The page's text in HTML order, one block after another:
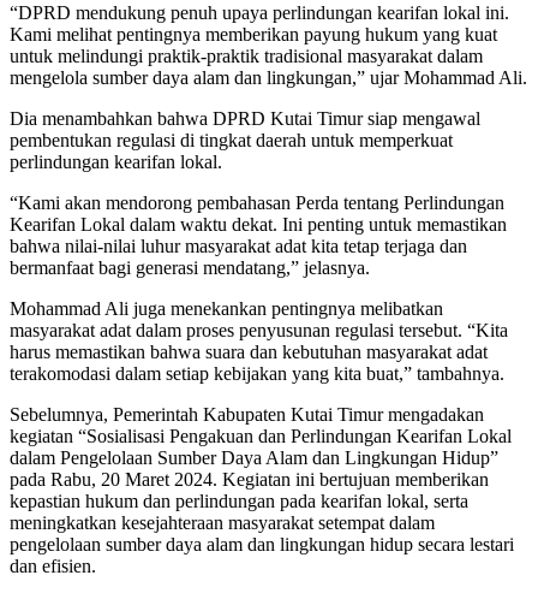
“DPRD mendukung penuh upaya perlindungan kearifan lokal ini.
Kami melihat pentingnya memberikan payung hukum yang kuat
untuk melindungi praktik-praktik tradisional masyarakat dalam
mengelola sumber daya alam dan lingkungan,” ujar Mohammad Ali.
Dia menambahkan bahwa DPRD Kutai Timur siap mengawal
pembentukan regulasi di tingkat daerah untuk memperkuat
perlindungan kearifan lokal.
“Kami akan mendorong pembahasan Perda tentang Perlindungan
Kearifan Lokal dalam waktu dekat. Ini penting untuk memastikan
bahwa nilai-nilai luhur masyarakat adat kita tetap terjaga dan
bermanfaat bagi generasi mendatang,” jelasnya.
Mohammad Ali juga menekankan pentingnya melibatkan
masyarakat adat dalam proses penyusunan regulasi tersebut. “Kita
harus memastikan bahwa suara dan kebutuhan masyarakat adat
terakomodasi dalam setiap kebijakan yang kita buat,” tambahnya.
Sebelumnya, Pemerintah Kabupaten Kutai Timur mengadakan
kegiatan “Sosialisasi Pengakuan dan Perlindungan Kearifan Lokal
dalam Pengelolaan Sumber Daya Alam dan Lingkungan Hidup”
pada Rabu, 20 Maret 2024. Kegiatan ini bertujuan memberikan
kepastian hukum dan perlindungan pada kearifan lokal, serta
meningkatkan kesejahteraan masyarakat setempat dalam
pengelolaan sumber daya alam dan lingkungan hidup secara lestari
dan efisien.